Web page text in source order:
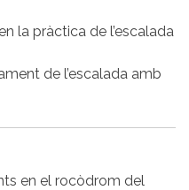
la pràctica de l’escalada
de l’escalada amb
en el rocòdrom del